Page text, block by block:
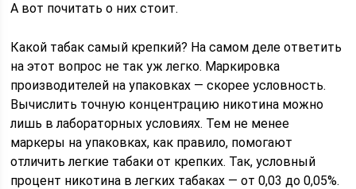
А вот почитать о них стоит.
Какой табак самый крепкий? На самом деле ответить
на этот вопрос не так уж легко. Маркировка
производителей на упаковках — скорее условность.
Вычислить точную концентрацию никотина можно
лишь в лабораторных условиях. Тем не менее
маркеры на упаковках, как правило, помогают
отличить легкие табаки от крепких. Так, условный
процент никотина в легких табаках — от 0,03 до 0,05%.